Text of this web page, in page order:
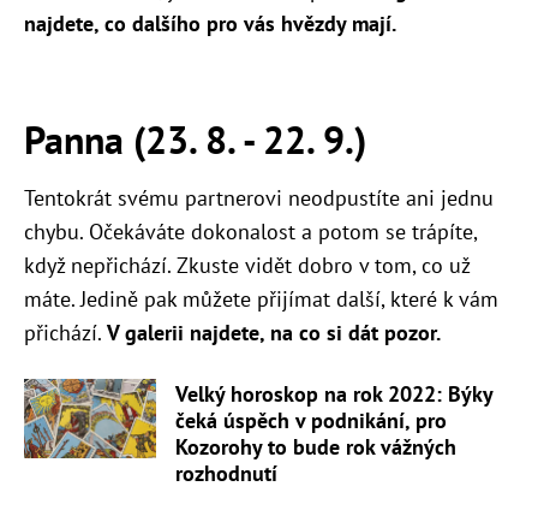
najdete, co dalšího pro vás hvězdy mají.
Panna (23. 8. - 22. 9.)
Tentokrát svému partnerovi neodpustíte ani jednu
chybu. Očekáváte dokonalost a potom se trápíte,
když nepřichází. Zkuste vidět dobro v tom, co už
máte. Jedině pak můžete přijímat další, které k vám
přichází. V galerii najdete, na co si dát pozor.
Velký horoskop na rok 2022: Býky
čeká úspěch v podnikání, pro
Kozorohy to bude rok vážných
rozhodnutí